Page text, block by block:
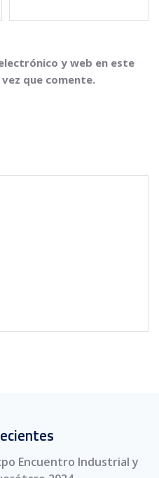
y web en este
que comente.
Encuentro Industrial y